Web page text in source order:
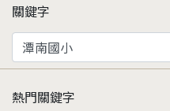
關鍵字
熱門關鍵字